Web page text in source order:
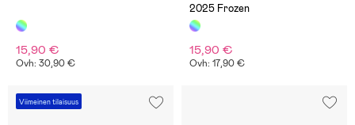
15,90 €
Ovh: 30,90 €
2025 Frozen
15,90 €
Ovh: 17,90 €
Viimeinen tilaisuus